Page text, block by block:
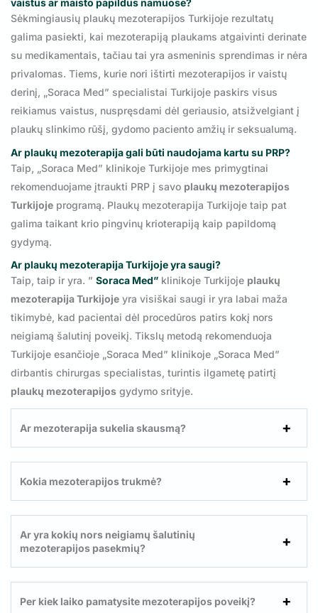
vaistus ar maisto papildus namuose?
Sėkmingiausių plaukų mezoterapijos Turkijoje rezultatų
galima pasiekti, kai mezoterapiją plaukams atgaivinti derinate
su medikamentais, tačiau tai yra asmeninis sprendimas ir nėra
privalomas. Tiems, kurie nori ištirti mezoterapijos ir vaistų
derinį, „Soraca Med” specialistai Turkijoje paskirs visus
reikiamus vaistus, nuspręsdami dėl geriausio, atsižvelgiant į
plaukų slinkimo rūšį, gydomo paciento amžių ir seksualumą.
Arplaukų mezoterapijagali būti naudojama kartu su PRP?
Taip, „Soraca Med” klinikoje Turkijoje mes primygtinai
rekomenduojame įtraukti PRP į savo plaukų mezoterapijos
Turkijoje programą. Plaukų mezoterapija Turkijoje taip pat
galima taikant krio pingvinų krioterapiją kaip papildomą
gydymą.
Arplaukų mezoterapija Turkijojeyra saugi?
Taip, taip ir yra. ” Soraca Med” klinikoje Turkijoje plaukų
mezoterapija Turkijoje yra visiškai saugi ir yra labai maža
tikimybė, kad pacientai dėl procedūros patirs kokį nors
neigiamą šalutinį poveikį. Tikslų metodą rekomenduoja
Turkijoje esančioje „Soraca Med” klinikoje „Soraca Med”
dirbantis chirurgas specialistas, turintis ilgametę patirtį
plaukų mezoterapijos gydymo srityje.
Ar mezoterapija sukelia skausmą?
Kokia mezoterapijos trukmė?
Ar yra kokių nors neigiamų šalutinių
mezoterapijos pasekmių?
Per kiek laiko pamatysite mezoterapijos poveikį?